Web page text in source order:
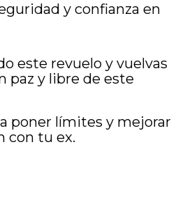
y confianza en
este revuelo y vuelvas
paz y libre de este
poner límites y mejorar
con tu ex.